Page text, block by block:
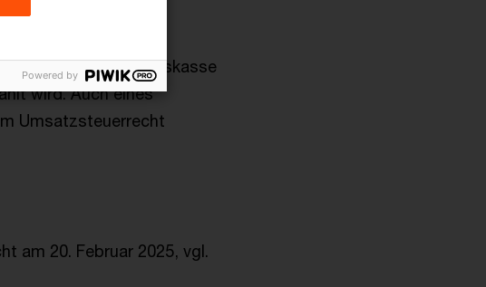
Betrag in der Staatskasse
wird. Auch eines
Umsatzsteuerrecht
am 20. Februar 2025, vgl.
Powered by